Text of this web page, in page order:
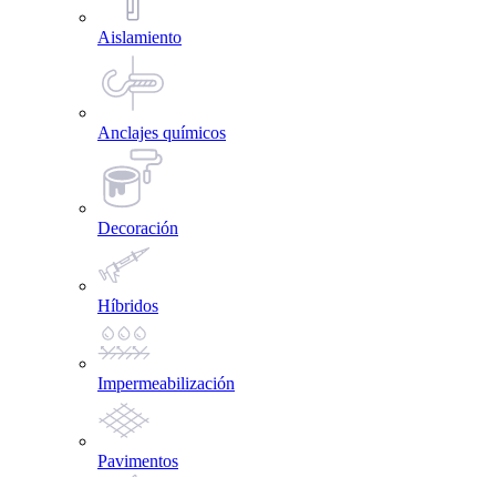
Aislamiento
Anclajes químicos
Decoración
Híbridos
Impermeabilización
Pavimentos